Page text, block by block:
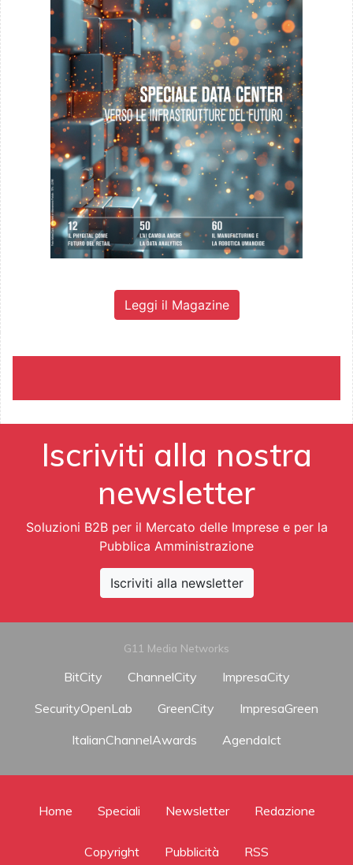
Leggi il Magazine
Iscriviti alla nostra
newsletter
Soluzioni B2B per il Mercato delle Imprese e per la
Pubblica Amministrazione
Iscriviti alla newsletter
G11 Media Networks
BitCity ChannelCity
ImpresaCity
SecurityOpenLab
GreenCity
ImpresaGreen
ItalianChannelAwards
AgendaIct
Home Speciali Newsletter Redazione
Copyright Pubblicità RSS